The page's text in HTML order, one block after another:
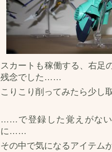
スカートも稼働する、右足
残念でした……
こりこり削ってみたら少
……で登録した覚えがな
に……
その中で気になるアイテム